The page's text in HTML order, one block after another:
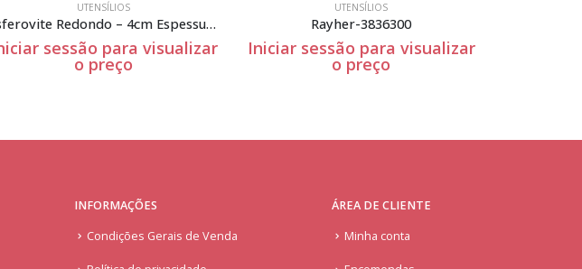
UTENSÍLIOS
Rayher-3836300
Iniciar sessão para visualizar
o preço
UTENSÍLIOS
Stxx-082
Iniciar sessão para visualizar
o preço
INFORMAÇÕES
Condições Gerais de Venda
ÁREA DE CLIENTE
Minha conta